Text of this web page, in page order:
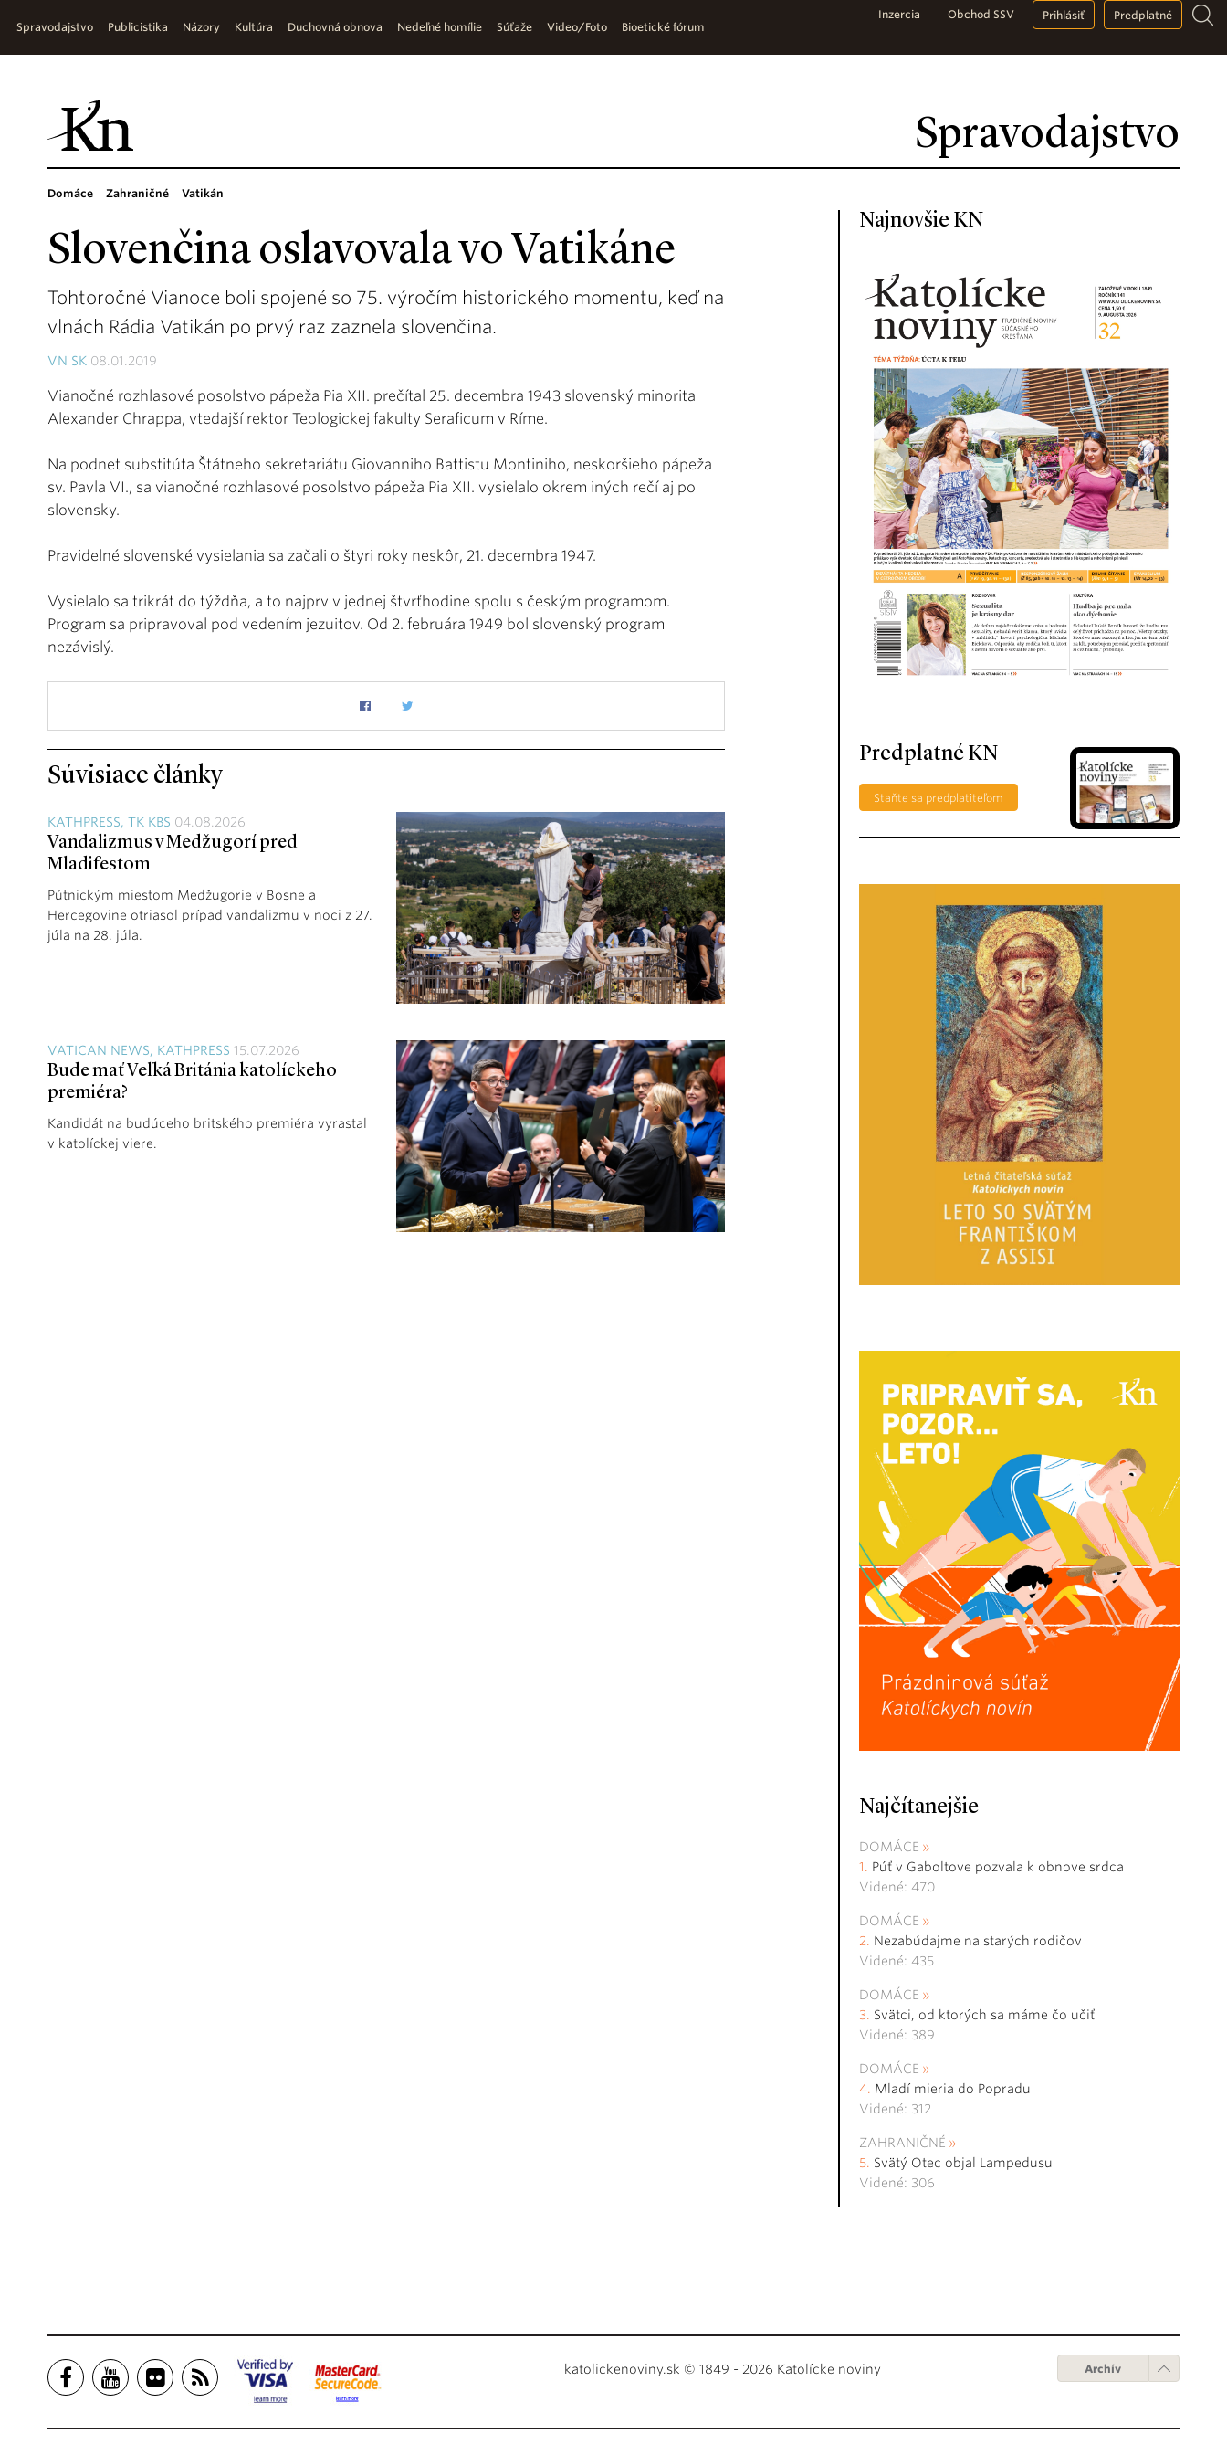
Spravodajstvo
Spravodajstvo Publicistika Názory Kultúra Duchovná obnova Nedeľné homílie Súťaže Video/Foto Bioetické fórum
Inzercia Obchod SSV Prihlásiť Predplatné
Domáce Zahraničné Vatikán
Slovenčina oslavovala vo Vatikáne
Tohtoročné Vianoce boli spojené so 75. výročím historického momentu, keď na
vlnách Rádia Vatikán po prvý raz zaznela slovenčina.
VN SK 08.01.2019
Vianočné rozhlasové posolstvo pápeža Pia XII. prečítal 25. decembra 1943 slovenský minorita
Alexander Chrappa, vtedajší rektor Teologickej fakulty Seraficum v Ríme.
Na podnet substitúta Štátneho sekretariátu Giovanniho Battistu Montiniho, neskoršieho pápeža
sv. Pavla VI., sa vianočné rozhlasové posolstvo pápeža Pia XII. vysielalo okrem iných rečí aj po
slovensky.
Pravidelné slovenské vysielania sa začali o štyri roky neskôr, 21. decembra 1947.
Vysielalo sa trikrát do týždňa, a to najprv v jednej štvrťhodine spolu s českým programom.
Program sa pripravoval pod vedením jezuitov. Od 2. februára 1949 bol slovenský program
nezávislý.
Súvisiace články
KATHPRESS, TK KBS 04.08.2026
Vandalizmus v Medžugorí pred
Mladifestom
Pútnickým miestom Medžugorie v Bosne a
Hercegovine otriasol prípad vandalizmu v noci z 27.
júla na 28. júla.
VATICAN NEWS, KATHPRESS 15.07.2026
Bude mať Veľká Británia katolíckeho
premiéra?
Kandidát na budúceho britského premiéra vyrastal
v katolíckej viere.
Najnovšie KN
Predplatné KN
Staňte sa predplatiteľom
Najčítanejšie
DOMÁCE
Púť v Gaboltove pozvala k obnove srdca
Videné: 470
DOMÁCE
Nezabúdajme na starých rodičov
Videné: 435
DOMÁCE
Svätci, od ktorých sa máme čo učiť
Videné: 389
DOMÁCE
Mladí mieria do Popradu
Videné: 312
ZAHRANIČNÉ
Svätý Otec objal Lampedusu
Videné: 306
katolickenoviny.sk © 1849 - 2026 Katolícke noviny Archív